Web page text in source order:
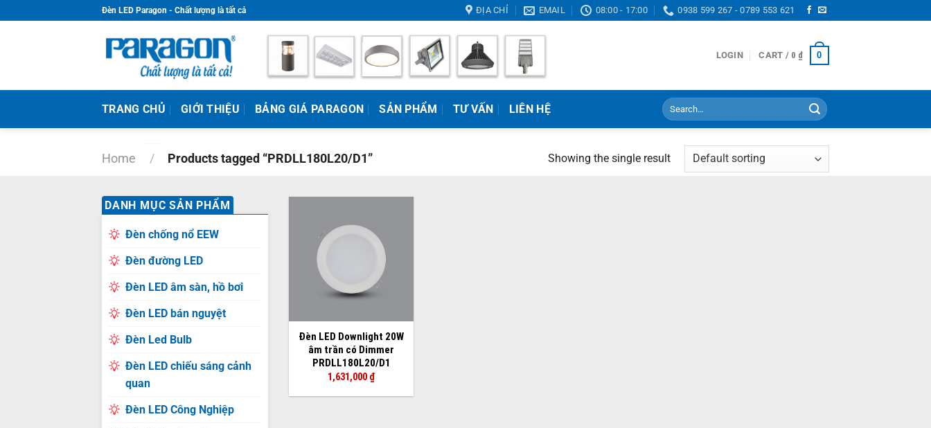
to
Đèn LED Paragon - Chất lượng là tất cả ĐỊA CHỈ EMAIL 08:00 - 17:00 0938 599 267 - 0789 553 621
LOGIN CART / 0 ₫ 0
TRANG CHỦ GIỚI THIỆU BẢNG GIÁ PARAGON SẢN PHẨM TƯ VẤN LIÊN HỆ
Search
for:
Home / Products tagged “PRDLL180L20/D1” Showing the single result
DANH MỤC SẢN PHẨM
Đèn chống nổ EEW
Đèn đường LED
Đèn LED âm sàn, hồ bơi
Đèn LED bán nguyệt
Đèn Led Bulb
Đèn LED chiếu sáng cảnh
quan
Đèn LED Công Nghiệp
Đèn LED Downlight 20W
âm trần có Dimmer
PRDLL180L20/D1
1,631,000 ₫